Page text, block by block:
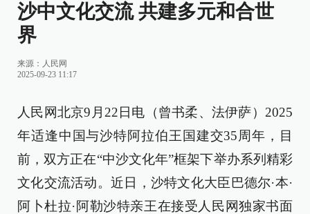
沙中文化交流 共建多元和合世
界
来源： 人民网
2025-09-23 11:17
人民网北京9月22日电（曾书柔、法伊萨）2025
年适逢中国与沙特阿拉伯王国建交35周年，目
前，双方正在“中沙文化年”框架下举办系列精彩
文化交流活动。近日，沙特文化大臣巴德尔·本·
阿卜杜拉·阿勒沙特亲王在接受人民网独家书面